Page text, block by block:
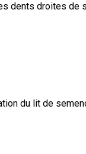
dents droites de
du lit de